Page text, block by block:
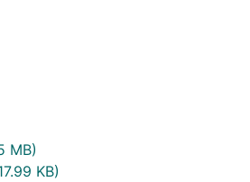
MB)
KB)